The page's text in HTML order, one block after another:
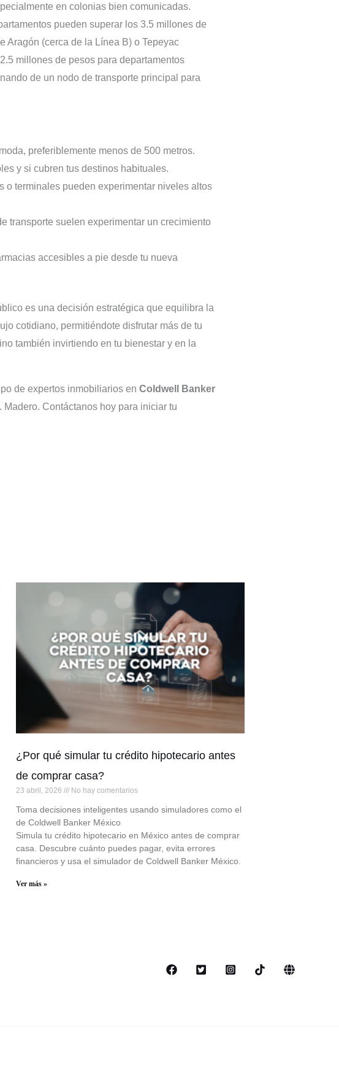
en colonias bien comunicadas.
pueden superar los 3.5 millones de
Aragón (cerca de la Línea B) o Tepeyac
millones de pesos para departamentos
de un nodo de transporte principal para
preferiblemente menos de 500 metros.
y si cubren tus destinos habituales.
o terminales pueden experimentar niveles altos
transporte suelen experimentar un crecimiento
accesibles a pie desde tu nueva
es una decisión estratégica que equilibra la
cotidiano, permitiéndote disfrutar más de tu
también invirtiendo en tu bienestar y en la
de expertos inmobiliarios en Coldwell Banker
Contáctanos hoy para iniciar tu
¿Por qué simular tu crédito hipotecario antes
de comprar casa?
23 abril, 2026 No hay comentarios
Toma decisiones inteligentes usando simuladores como el
de Coldwell Banker México
Simula tu crédito hipotecario en México antes de comprar
casa. Descubre cuánto puedes pagar, evita errores
financieros y usa el simulador de Coldwell Banker México.
Ver más »